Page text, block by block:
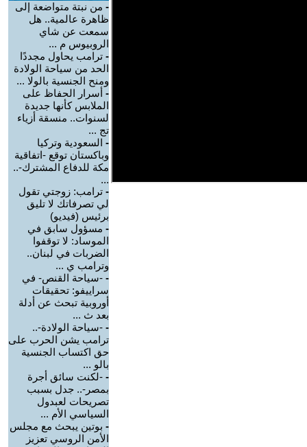
- من نبتة متواضعة إلى
ظاهرة عالمية.. هل
سمعت عن شاي
الروبيوس م ...
- ترامب يحاول مجددًا
الحد من سياحة الولادة
ومنح الجنسية بالولا ...
- أسرار الحفاظ على
الملابس كأنها جديدة
لسنوات.. منسقة أزياء
تج ...
- السعودية وتركيا
وباكستان توقع -اتفاقية
مكة للدفاع المشترك-..
...
- ترامب: زوجتي تقول
لي تصرفاتك لا تليق
برئيس (فيديو)
- مسؤول سابق في
الموساد: لا توقفوا
الضربات في لبنان..
وترامب ي ...
- -سياحة القنص- في
سراييفو: تحقيقات
أوروبية تبحث عن أدلة
بعد ث ...
- -سياحة الولادة-..
ترامب يشن الحرب على
حق اكتساب الجنسية
بالو ...
- -لكنت سائق أجرة
بمصر-.. جدل بسبب
تصريحات لعبدول
السياسي الأم ...
- بوتين يبحث مع مجلس
الأمن الروسي تعزيز